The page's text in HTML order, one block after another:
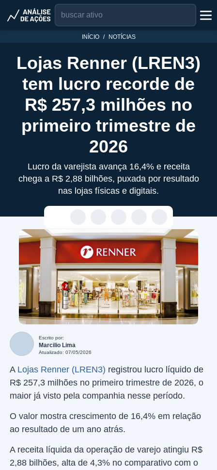
INÍCIO NOTÍCIAS
Lojas Renner (LREN3)
tem lucro recorde de
R$ 257,3 milhões no
primeiro trimestre de
2026
Lucro da varejista avança 16,4% e receita
chega a R$ 2,88 bilhões, puxada por resultado
nas lojas físicas e digitais.
Escrito por:
Marcilio Lima
Atualizado: 07/05/2026
A Lojas Renner (LREN3) registrou lucro líquido de
R$ 257,3 milhões no primeiro trimestre de 2026, o
maior já visto pela companhia nesse período.
O valor mostra crescimento de 16,4% em relação
ao resultado de um ano atrás.
A receita líquida da operação de varejo atingiu R$
2,88 bilhões, alta de 4,3% no comparativo com o